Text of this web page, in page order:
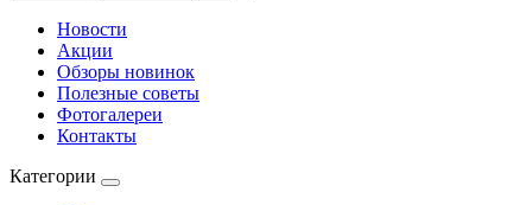
Новости
Акции
Обзоры новинок
Полезные советы
Фотогалереи
Контакты
Категории